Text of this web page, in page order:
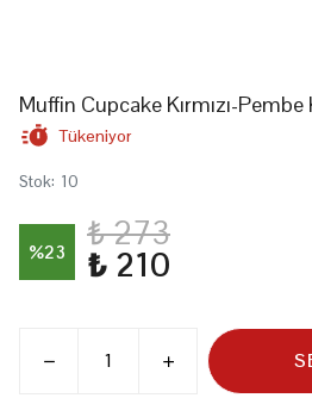
Muffin Cupcake Kırmızı-
Tükeniyor
Stok: 10
%23 ₺ 273
₺ 210